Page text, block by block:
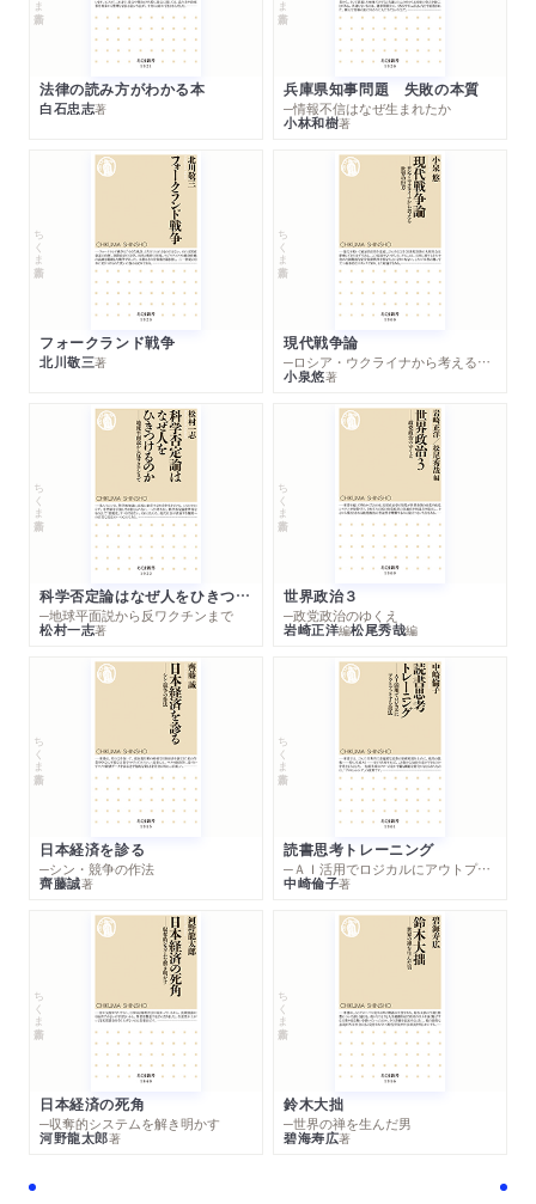
法律の読み方がわかる本
白石忠志著
兵庫県知事問題 失敗の本質
─情報不信はなぜ生まれたか
小林和樹著
ちくま新書
フォークランド戦争
北川敬三著
ちくま新書
現代戦争論
─ロシア・ウクライナから考える世界の行方
小泉悠著
ちくま新書
科学否定論はなぜ人をひきつけるのか
─地球平面説から反ワクチンまで
松村一志著
ちくま新書
世界政治３
─政党政治のゆくえ
岩崎正洋編松尾秀哉編
ちくま新書
日本経済を診る
─シン・競争の作法
齊藤誠著
ちくま新書
読書思考トレーニング
─ＡＩ活用でロジカルにアウトプットする技法
中崎倫子著
ちくま新書
日本経済の死角
─収奪的システムを解き明かす
河野龍太郎著
ちくま新書
鈴木大拙
─世界の禅を生んだ男
碧海寿広著